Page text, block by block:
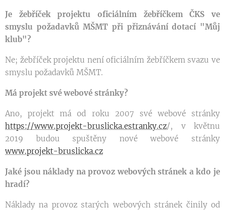
Je žebříček projektu oficiálním žebříčkem ČKS ve
smyslu požadavků MŠMT při přiznávání dotací "Můj
klub"?
Ne; žebříček projektu není oficiálním žebříčkem svazu ve
smyslu požadavků MŠMT.
Má projekt své webové stránky?
Ano, projekt má od roku 2007 své webové stránky
https://www.projekt-bruslicka.estranky.cz/, v květnu
2019 budou spuštěny nové webové stránky
www.projekt-bruslicka.cz
Jaké jsou náklady na provoz webových stránek a kdo je
hradí?
Náklady na provoz starých webových stránek činily od